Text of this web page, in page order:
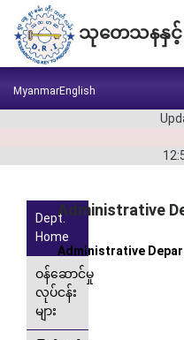
သုတေသနနှင့်
MyanmarEnglish
Dept.
Home
ဝန်ဆောင်မှု
လုပ်ငန်း
များ
Administrative
Administrative